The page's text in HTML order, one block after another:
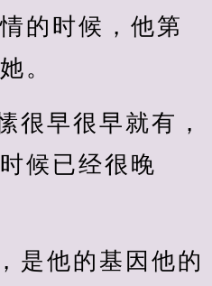
的时候，他第
。
很早很早就有，
候已经很晚
是他的基因他的